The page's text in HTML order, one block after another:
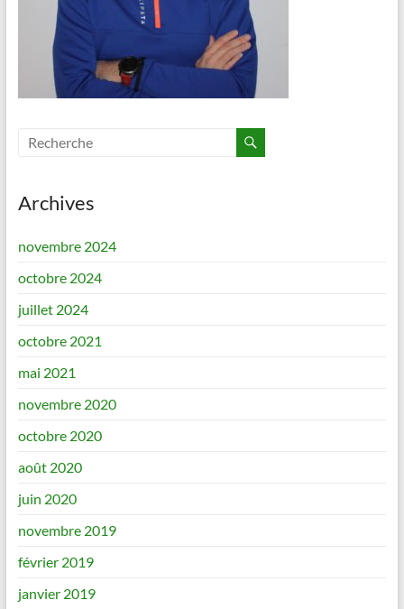
Archives
novembre 2024
octobre 2024
juillet 2024
octobre 2021
mai 2021
novembre 2020
octobre 2020
août 2020
juin 2020
novembre 2019
février 2019
janvier 2019